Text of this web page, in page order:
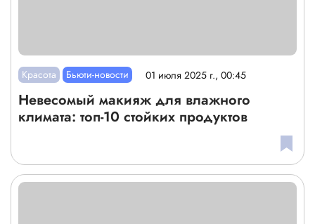
Красота Бьюти-новости 01 июля 2025 г., 00:45
Невесомый макияж для влажного
климата: топ-10 стойких продуктов